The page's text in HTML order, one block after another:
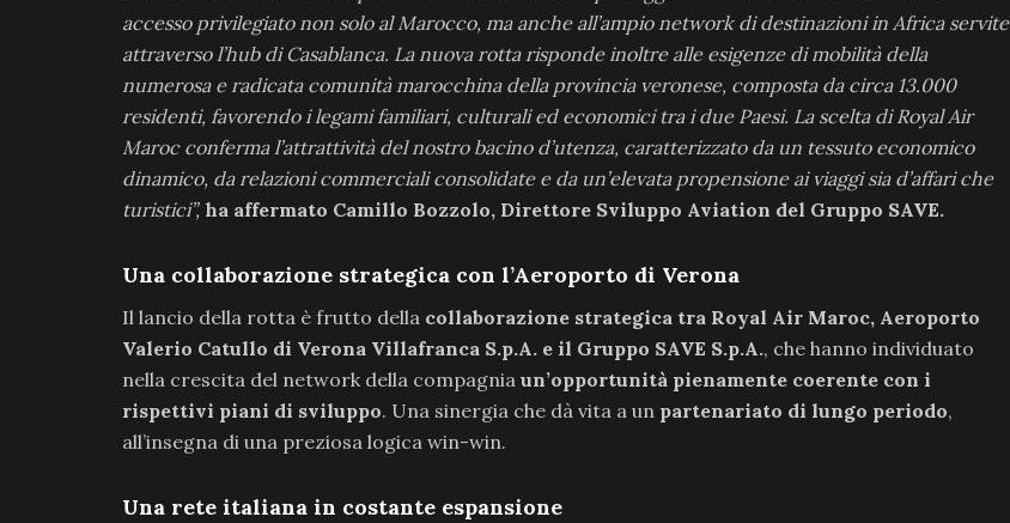
accesso privilegiato non solo al Marocco, ma anche all’ampio network di destinazioni in Africa servite
attraverso l’hub di Casablanca. La nuova rotta risponde inoltre alle esigenze di mobilità della
numerosa e radicata comunità marocchina della provincia veronese, composta da circa 13.000
residenti, favorendo i legami familiari, culturali ed economici tra i due Paesi. La scelta di Royal Air
Maroc conferma l’attrattività del nostro bacino d’utenza, caratterizzato da un tessuto economico
dinamico, da relazioni commerciali consolidate e da un’elevata propensione ai viaggi sia d’affari che
turistici”, ha affermato Camillo Bozzolo, Direttore Sviluppo Aviation del Gruppo SAVE.
Una collaborazione strategica con l’Aeroporto di Verona
Il lancio della rotta è frutto della collaborazione strategica tra Royal Air Maroc, Aeroporto
Valerio Catullo di Verona Villafranca S.p.A. e il Gruppo SAVE S.p.A., che hanno individuato
nella crescita del network della compagnia un’opportunità pienamente coerente con i
rispettivi piani di sviluppo. Una sinergia che dà vita a un partenariato di lungo periodo,
all’insegna di una preziosa logica win-win.
Una rete italiana in costante espansione